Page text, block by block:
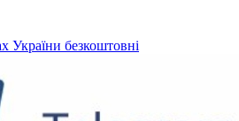
України безкоштовні